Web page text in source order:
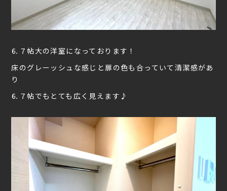
⒍７帖大の洋室になっております！
床のグレーッシュな感じと扉の色も合っていて清潔感があ
り
⒍７帖でもとても広く見えます♪